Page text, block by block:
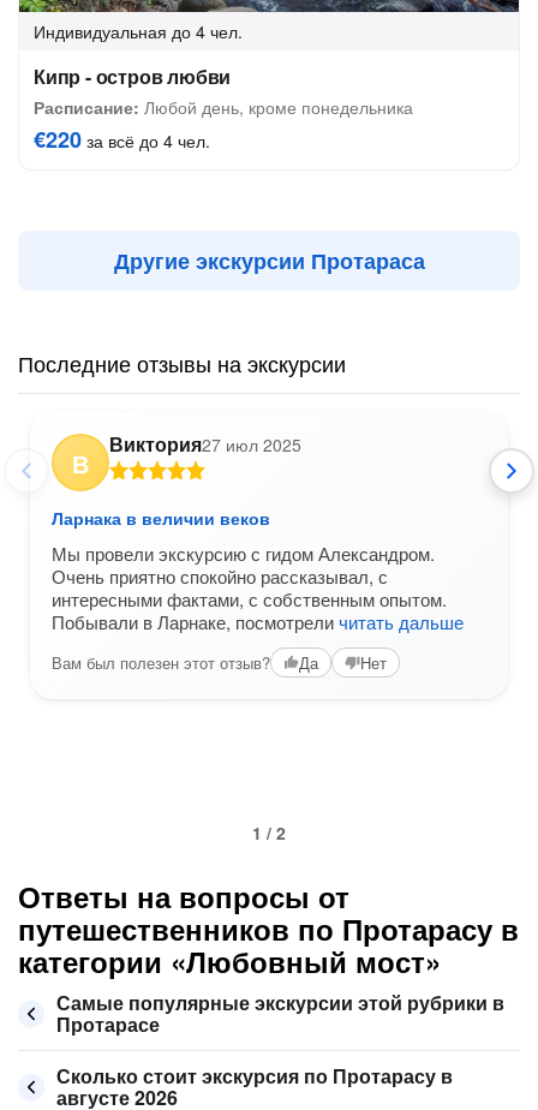
Индивидуальная до 4 чел.
Кипр - остров любви
Расписание: Любой день, кроме понедельника
€220 за всё до 4 чел.
Другие экскурсии Протараса
Последние отзывы на экскурсии
В
Виктория27 июл 2025
Ларнака в величии веков
Мы провели экскурсию с гидом Александром.
Очень приятно спокойно рассказывал, с
интересными фактами, с собственным опытом.
Побывали в Ларнаке, посмотреличитать дальше
Вам был полезен этот отзыв? Да Нет
1 / 2
Ответы на вопросы от
путешественников по Протарасу в
категории «Любовный мост»
Самые популярные экскурсии этой рубрики в
Протарасе
Сколько стоит экскурсия по Протарасу в
августе 2026